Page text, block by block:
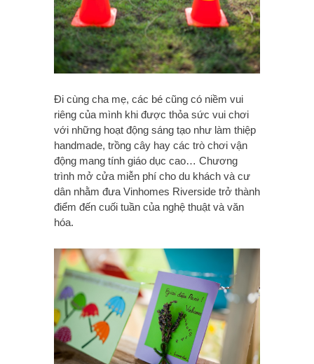
Đi cùng cha mẹ, các bé cũng có niềm vui
riêng của mình khi được thỏa sức vui chơi
với những hoạt động sáng tạo như làm thiệp
handmade, trồng cây hay các trò chơi vận
động mang tính giáo dục cao… Chương
trình mở cửa miễn phí cho du khách và cư
dân nhằm đưa Vinhomes Riverside trở thành
điểm đến cuối tuần của nghệ thuật và văn
hóa.